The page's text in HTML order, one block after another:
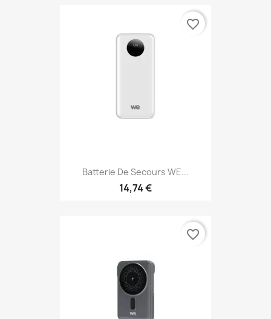
Batterie De Secours WE...
14,74 €
favorite_border
favorite_border